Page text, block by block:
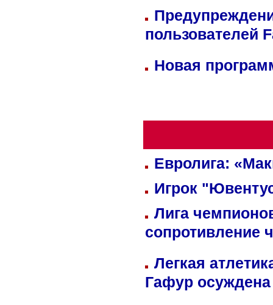
пользователей
Новая
Евролига:
Игрок
Лига
сопротивление
Легкая
Гафур осуждена